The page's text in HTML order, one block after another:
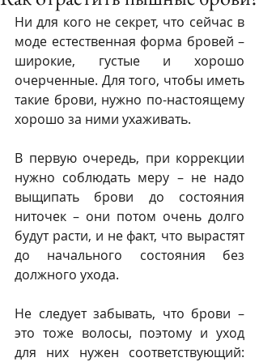
Ни для кого не секрет, что сейчас в
моде естественная форма бровей –
широкие, густые и хорошо
очерченные. Для того, чтобы иметь
такие брови, нужно по-настоящему
хорошо за ними ухаживать.
В первую очередь, при коррекции
нужно соблюдать меру – не надо
выщипать брови до состояния
ниточек – они потом очень долго
будут расти, и не факт, что вырастят
до начального состояния без
должного ухода.
Не следует забывать, что брови –
это тоже волосы, поэтому и уход
для них нужен соответствующий: